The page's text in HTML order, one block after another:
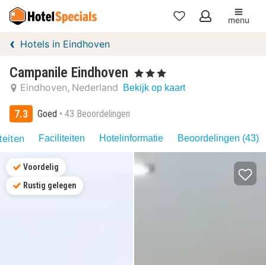
Mijn
menu
Hotels in Eindhoven
Campanile Eindhoven , 3 Sterren
Eindhoven Nederland Bekijk op kaart
7.3 Goed 43 Beoordelingen
Faciliteiten Hotelinformatie Beoordelingen (43)
Voordelig
Rustig gelegen